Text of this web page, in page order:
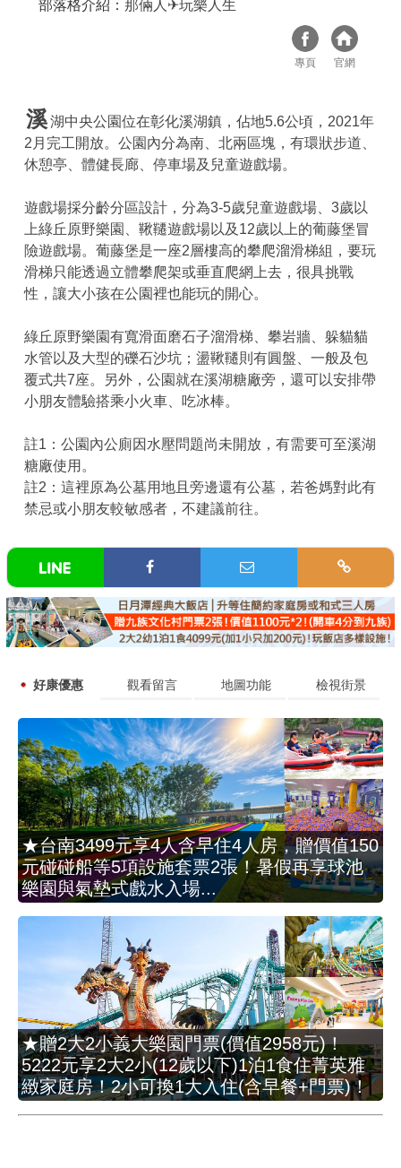
部落格介紹： 那倆人✈玩樂人生
專頁 官網
溪湖中央公園位在彰化溪湖鎮，佔地5.6公頃，2021年
2月完工開放。公園內分為南、北兩區塊，有環狀步道、
休憩亭、體健長廊、停車場及兒童遊戲場。
遊戲場採分齡分區設計，分為3-5歲兒童遊戲場、3歲以
上綠丘原野樂園、鞦韆遊戲場以及12歲以上的葡藤堡冒
險遊戲場。葡藤堡是一座2層樓高的攀爬溜滑梯組，要玩
滑梯只能透過立體攀爬架或垂直爬網上去，很具挑戰
性，讓大小孩在公園裡也能玩的開心。
綠丘原野樂園有寬滑面磨石子溜滑梯、攀岩牆、躲貓貓
水管以及大型的礫石沙坑；盪鞦韆則有圓盤、一般及包
覆式共7座。另外，公園就在溪湖糖廠旁，還可以安排帶
小朋友體驗搭乘小火車、吃冰棒。
註1：公園內公廁因水壓問題尚未開放，有需要可至溪湖
糖廠使用。
註2：這裡原為公墓用地且旁邊還有公墓，若爸媽對此有
禁忌或小朋友較敏感者，不建議前往。
好康優惠 觀看留言 地圖功能 檢視街景
★台南3499元享4人含早住4人房，贈價值150
元碰碰船等5項設施套票2張！暑假再享球池
樂園與氣墊式戲水入場...
★贈2大2小義大樂園門票(價值2958元)！
5222元享2大2小(12歲以下)1泊1食住菁英雅
緻家庭房！2小可換1大入住(含早餐+門票)！